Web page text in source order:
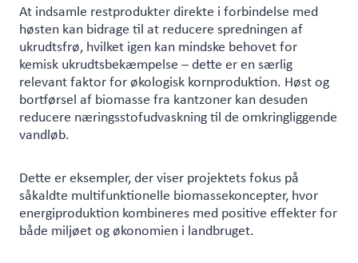
At indsamle restprodukter direkte i forbindelse med
høsten kan bidrage til at reducere spredningen af
ukrudtsfrø, hvilket igen kan mindske behovet for
kemisk ukrudtsbekæmpelse – dette er en særlig
relevant faktor for økologisk kornproduktion. Høst og
bortførsel af biomasse fra kantzoner kan desuden
reducere næringsstofudvaskning til de omkringliggende
vandløb.
Dette er eksempler, der viser projektets fokus på
såkaldte multifunktionelle biomassekoncepter, hvor
energiproduktion kombineres med positive effekter for
både miljøet og økonomien i landbruget.